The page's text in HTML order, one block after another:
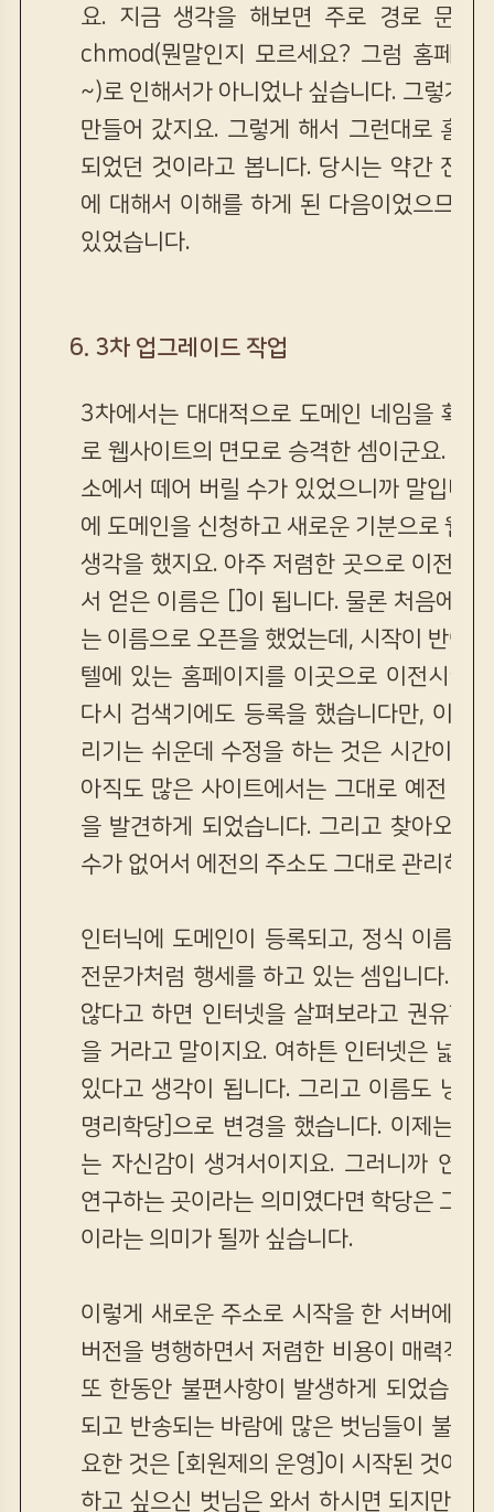
요. 지금 생각을 해보면 주로 경로 문제
chmod(뭔말인지 모르세요? 그럼 홈페이
~)로 인해서가 아니었나 싶습니다. 그렇게
만들어 갔지요. 그렇게 해서 그런대로 홈페
되었던 것이라고 봅니다. 당시는 약간 전반
에 대해서 이해를 하게 된 다음이었으므로
있었습니다.
6. 3차 업그레이드 작업
3차에서는 대대적으로 도메인 네임을 확보
로 웹사이트의 면모로 승격한 셈이군요. 적
소에서 떼어 버릴 수가 있었으니까 말입니
에 도메인을 신청하고 새로운 기분으로 웹
생각을 했지요. 아주 저렴한 곳으로 이전을
서 얻은 이름은 []이 됩니다. 물론 처음에는
는 이름으로 오픈을 했었는데, 시작이 반이
텔에 있는 홈페이지를 이곳으로 이전시켜
다시 검색기에도 등록을 했습니다만, 이상
리기는 쉬운데 수정을 하는 것은 시간이 많
아직도 많은 사이트에서는 그대로 예전 주
을 발견하게 되었습니다. 그리고 찾아오시
수가 없어서 에전의 주소도 그대로 관리하고
인터닉에 도메인이 등록되고, 정식 이름이
전문가처럼 행세를 하고 있는 셈입니다. 누
않다고 하면 인터넷을 살펴보라고 권유합
을 거라고 말이지요. 여하튼 인터넷은 넓고
있다고 생각이 됩니다. 그리고 이름도 낭월
명리학당]으로 변경을 했습니다. 이제는 배
는 자신감이 생겨서이지요. 그러니까 연구
연구하는 곳이라는 의미였다면 학당은 그
이라는 의미가 될까 싶습니다.
이렇게 새로운 주소로 시작을 한 서버에서
버전을 병행하면서 저렴한 비용이 매력적
또 한동안 불편사항이 발생하게 되었습니
되고 반송되는 바람에 많은 벗님들이 불편
요한 것은 [회원제의 운영]이 시작된 것이지
하고 싶으신 벗님은 와서 하시면 되지만, 그